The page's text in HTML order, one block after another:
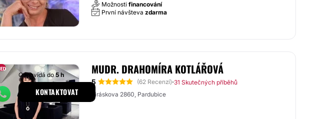
Možnosti financování
První návšteva zdarma
MUDR. DRAHOMÍRA KOTLÁŘOVÁ
5 (62 Recenzí)·31 Skutečných příběhů
Jiráskova 2860, Pardubice
Odpovídá do5 h
KONTAKTOVAT